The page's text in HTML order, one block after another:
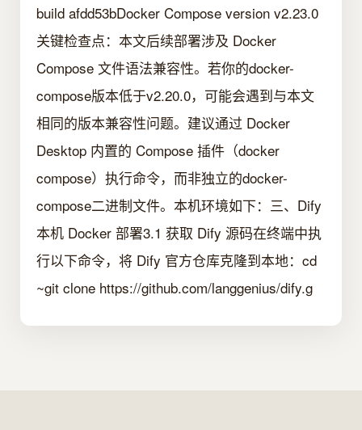
build afdd53bDocker Compose version v2.23.0
关键检查点：本文后续部署涉及 Docker
Compose 文件语法兼容性。若你的docker-
compose版本低于v2.20.0，可能会遇到与本文
相同的版本兼容性问题。建议通过 Docker
Desktop 内置的 Compose 插件（docker
compose）执行命令，而非独立的docker-
compose二进制文件。本机环境如下：三、Dify
本机 Docker 部署3.1 获取 Dify 源码在终端中执
行以下命令，将 Dify 官方仓库克隆到本地：cd
~git clone https://github.com/langgenius/dify.g